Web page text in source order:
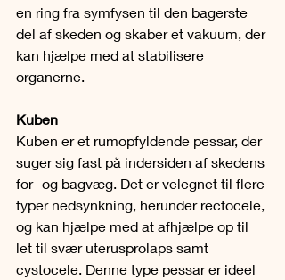
en ring fra symfysen til den bagerste
del af skeden og skaber et vakuum, der
kan hjælpe med at stabilisere
organerne.
Kuben
Kuben er et rumopfyldende pessar, der
suger sig fast på indersiden af skedens
for- og bagvæg. Det er velegnet til flere
typer nedsynkning, herunder rectocele,
og kan hjælpe med at afhjælpe op til
let til svær uterusprolaps samt
cystocele. Denne type pessar er ideel